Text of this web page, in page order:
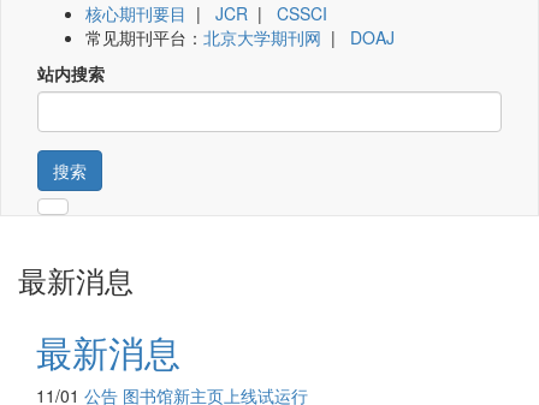
核心期刊要目 | JCR | CSSCI
常见期刊平台： 北京大学期刊网 | DOAJ
站内搜索
搜索
最新消息
最新消息
11/01 公告 图书馆新主页上线试运行